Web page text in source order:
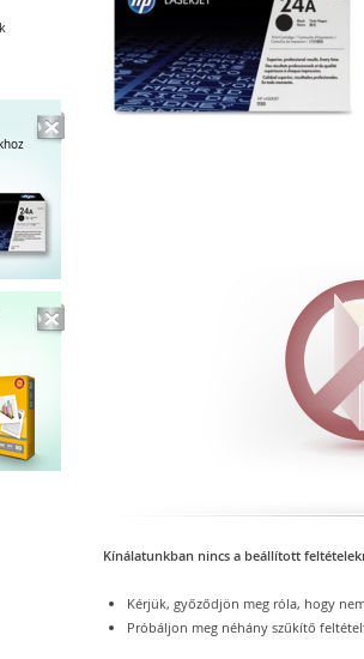
Kínálatunkban nincs a beállított
Kérjük, győződjön meg róla, hogy
Próbáljon meg néhány szűkítő